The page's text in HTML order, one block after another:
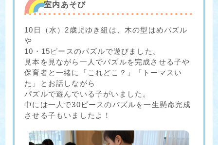
室内あそび
10日（水）2歳児ゆき組は、木の型はめパズル
や
10・15ピースのパズルで遊びました。
見本を見ながら一人でパズルを完成させる子や
保育者と一緒に「これどこ？」「トーマスい
た」とお話しながら
パズルで遊んでいる子がいました。
中には一人で30ピースのパズルを一生懸命完成
させる子もいましたよ！